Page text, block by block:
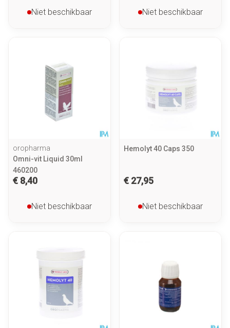
Niet beschikbaar Niet beschikbaar
oropharma
Omni-vit Liquid 30ml
460200
€ 8,40
Niet beschikbaar
Hemolyt 40 Caps 350
€ 27,95
Niet beschikbaar